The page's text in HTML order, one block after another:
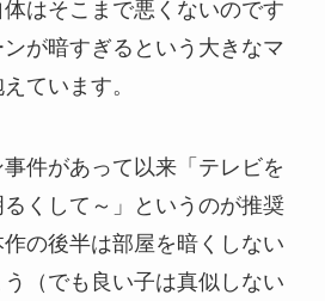
はそこまで悪くないのです
が暗すぎるという大きなマ
ています。
件があって以来「テレビを
くして～」というのが推奨
の後半は部屋を暗くしない
（でも良い子は真似しない